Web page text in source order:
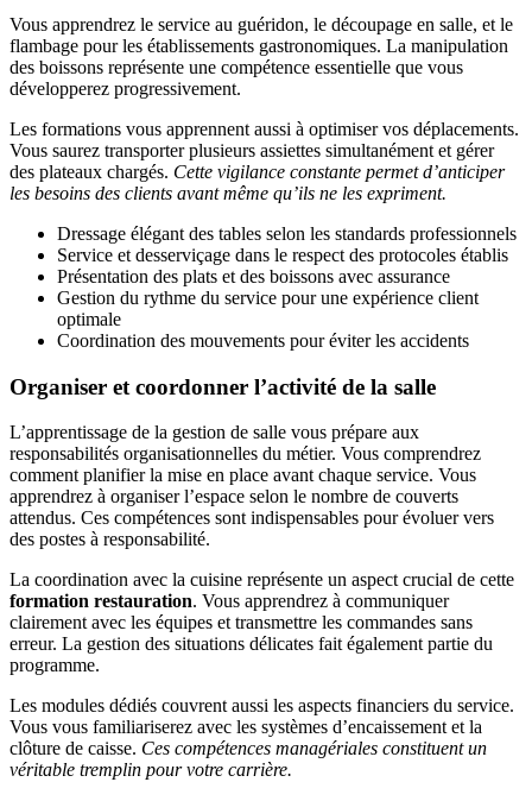
Vous apprendrez le service au guéridon, le découpage en salle, et le
flambage pour les établissements gastronomiques. La manipulation
des boissons représente une compétence essentielle que vous
développerez progressivement.
Les formations vous apprennent aussi à optimiser vos déplacements.
Vous saurez transporter plusieurs assiettes simultanément et gérer
des plateaux chargés. Cette vigilance constante permet d’anticiper
les besoins des clients avant même qu’ils ne les expriment.
Dressage élégant des tables selon les standards professionnels
Service et desserviçage dans le respect des protocoles établis
Présentation des plats et des boissons avec assurance
Gestion du rythme du service pour une expérience client
optimale
Coordination des mouvements pour éviter les accidents
Organiser et coordonner l’activité de la salle
L’apprentissage de la gestion de salle vous prépare aux
responsabilités organisationnelles du métier. Vous comprendrez
comment planifier la mise en place avant chaque service. Vous
apprendrez à organiser l’espace selon le nombre de couverts
attendus. Ces compétences sont indispensables pour évoluer vers
des postes à responsabilité.
La coordination avec la cuisine représente un aspect crucial de cette
formation restauration. Vous apprendrez à communiquer
clairement avec les équipes et transmettre les commandes sans
erreur. La gestion des situations délicates fait également partie du
programme.
Les modules dédiés couvrent aussi les aspects financiers du service.
Vous vous familiariserez avec les systèmes d’encaissement et la
clôture de caisse. Ces compétences managériales constituent un
véritable tremplin pour votre carrière.